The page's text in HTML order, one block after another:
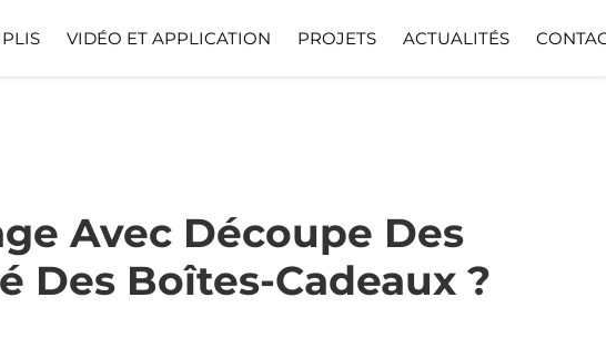
VIDÉO ET APPLICATION PROJETS ACTUALITÉS
Avec Découpe Des
Des Boîtes-Cadeaux ?